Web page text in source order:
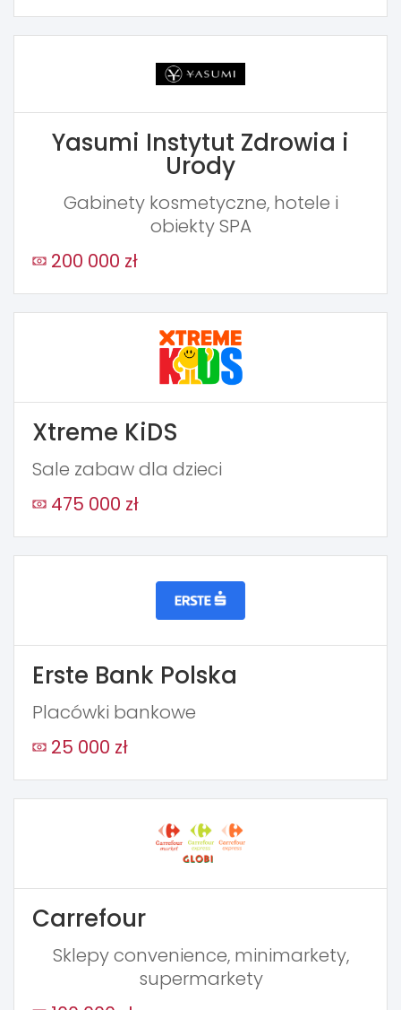
Yasumi Instytut Zdrowia i
Urody
Gabinety kosmetyczne, hotele i
obiekty SPA
200 000 zł
Xtreme KiDS
Sale zabaw dla dzieci
475 000 zł
Erste Bank Polska
Placówki bankowe
25 000 zł
Carrefour
Sklepy convenience, minimarkety,
supermarkety